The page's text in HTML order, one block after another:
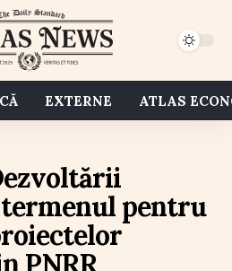
EXTERNE ATLAS
pentru
PNRR